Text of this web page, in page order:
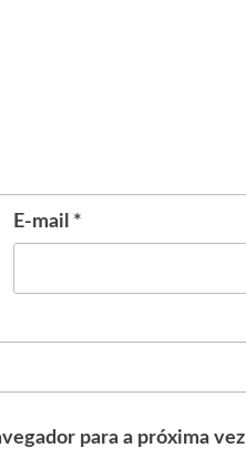
E-mail *
para a próxima vez